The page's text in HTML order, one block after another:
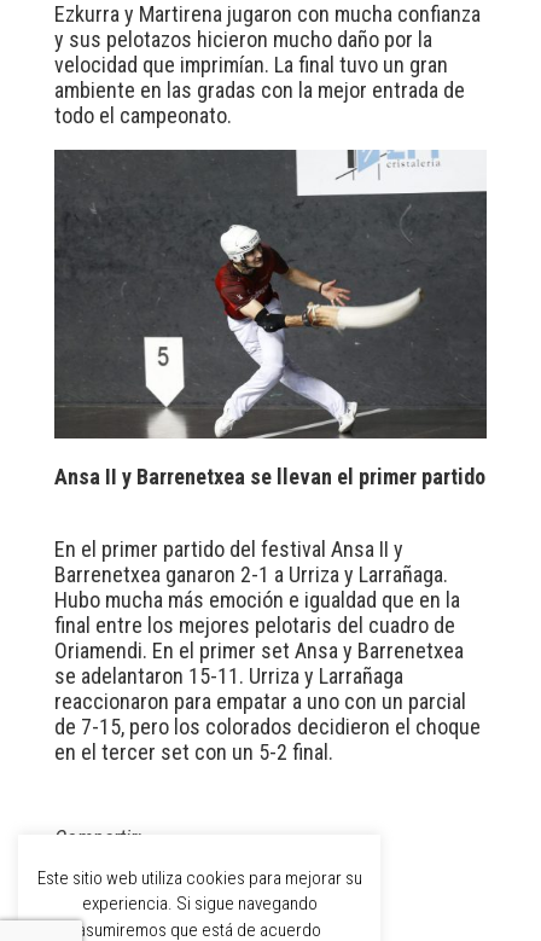
Ezkurra y Martirena jugaron con mucha confianza
y sus pelotazos hicieron mucho daño por la
velocidad que imprimían. La final tuvo un gran
ambiente en las gradas con la mejor entrada de
todo el campeonato.
Ansa II y Barrenetxea se llevan el primer partido
En el primer partido del festival Ansa II y
Barrenetxea ganaron 2-1 a Urriza y Larrañaga.
Hubo mucha más emoción e igualdad que en la
final entre los mejores pelotaris del cuadro de
Oriamendi. En el primer set Ansa y Barrenetxea
se adelantaron 15-11. Urriza y Larrañaga
reaccionaron para empatar a uno con un parcial
de 7-15, pero los colorados decidieron el choque
en el tercer set con un 5-2 final.
Compartir:
Este sitio web utiliza cookies para mejorar su
experiencia. Si sigue navegando
asumiremos que está de acuerdo